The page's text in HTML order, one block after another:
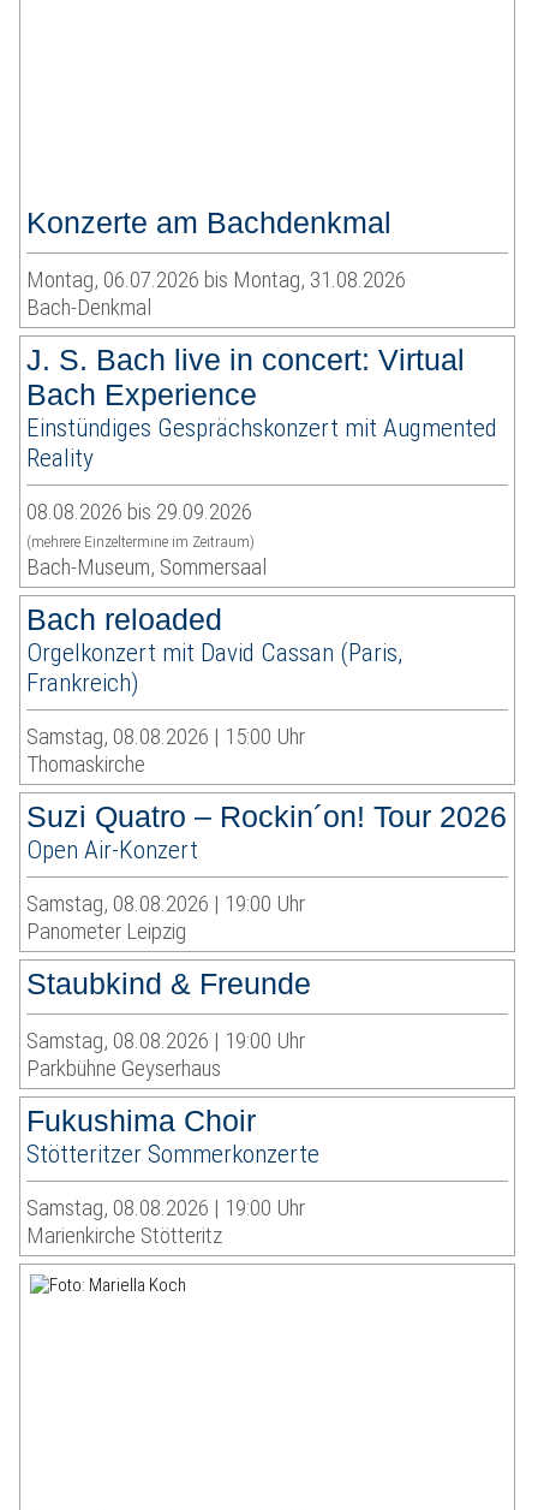
Konzerte am Bachdenkmal
Montag, 06.07.2026 bis Montag, 31.08.2026
Bach-Denkmal
J. S. Bach live in concert: Virtual
Bach Experience
Einstündiges Gesprächskonzert mit Augmented
Reality
08.08.2026 bis 29.09.2026
(mehrere Einzeltermine im Zeitraum)
Bach-Museum, Sommersaal
Bach reloaded
Orgelkonzert mit David Cassan (Paris,
Frankreich)
Samstag, 08.08.2026 | 15:00 Uhr
Thomaskirche
Suzi Quatro – Rockin´on! Tour 2026
Open Air-Konzert
Samstag, 08.08.2026 | 19:00 Uhr
Panometer Leipzig
Staubkind & Freunde
Samstag, 08.08.2026 | 19:00 Uhr
Parkbühne Geyserhaus
Fukushima Choir
Stötteritzer Sommerkonzerte
Samstag, 08.08.2026 | 19:00 Uhr
Marienkirche Stötteritz